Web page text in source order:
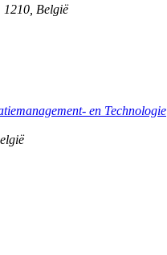
1210 België
en Technologie